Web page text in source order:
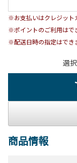
※お支払いはクレジット
※ポイントのご利用はで
※配送日時の指定はでき
選
商品情報